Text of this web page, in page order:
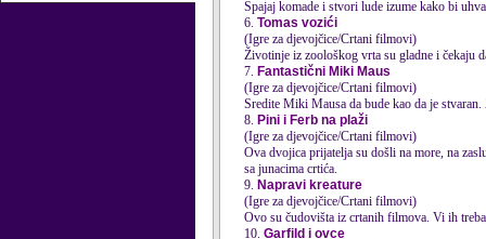
Spajaj komade i stvori lude izume kako bi
6. Tomas vozići
(Igre za djevojčice/Crtani filmovi)
Životinje iz zoološkog vrta su gladne i čekaju
7. Fantastični Miki Maus
(Igre za djevojčice/Crtani filmovi)
Sredite Miki Mausa da bude kao da je
8. Pini i Ferb na plaži
(Igre za djevojčice/Crtani filmovi)
Ova dvojica prijatelja su došli na more, na
sa junacima crtića.
9. Napravi kreature
(Igre za djevojčice/Crtani filmovi)
Ovo su čudovišta iz crtanih filmova. Vi ih
10. Garfild i ovce